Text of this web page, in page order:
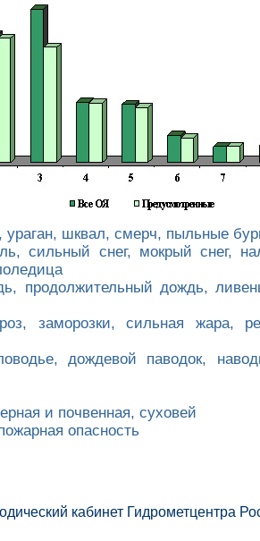
ураган, шквал, смерч, пыльные
сильный снег, мокрый снег,
продолжительный дождь,
заморозки, сильная жара,
дождевой паводок,
и почвенная, суховей
опасность
кабинет Гидрометцентра